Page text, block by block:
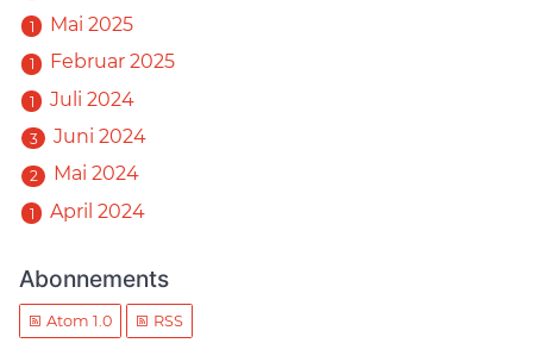
1 Mai 2025
1 Februar 2025
1 Juli 2024
3 Juni 2024
2 Mai 2024
1 April 2024
Abonnements
Atom 1.0 RSS